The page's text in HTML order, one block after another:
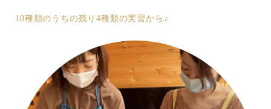
10種類のうちの残り4種類の実習から♪